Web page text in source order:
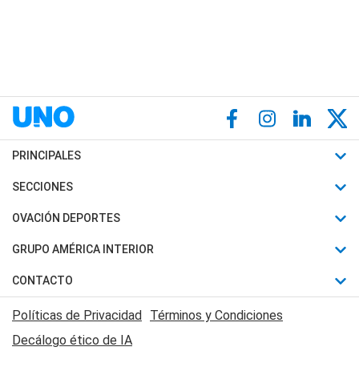
PRINCIPALES
Últimas Noticias
Política
Judiciales
Economia
SECCIONES
Horóscopo
Motores
Trucos caseros
Series y Películas
Edictos y Solicitadas
OVACIÓN DEPORTES
Fútbol
Mundial
Automovilismo
Rugby
GRUPO AMÉRICA INTERIOR
Canal 7 en Vivo
CONTACTO
Acerca de Nosotros
Contactanos
Políticas de Privacidad Términos y Condiciones
Decálogo ético de IA